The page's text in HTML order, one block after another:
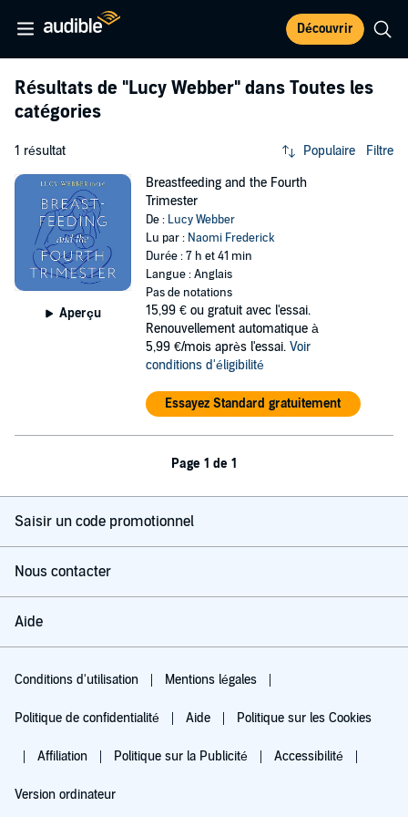
Découvrir
Résultats de "Lucy Webber" dans Toutes les
catégories
1 résultat Populaire Filtre
Aperçu
Breastfeeding and the Fourth
Trimester
De : Lucy Webber
Lu par : Naomi Frederick
Durée : 7 h et 41 min
Langue : Anglais
Pas de notations
15,99 € ou gratuit avec l'essai.
Renouvellement automatique à
5,99 €/mois après l'essai. Voir
conditions d'éligibilité
Essayez Standard gratuitement
Page 1 de 1
Saisir un code promotionnel
Nous contacter
Aide
Conditions d'utilisation Mentions légales
Politique de confidentialité Aide Politique sur les Cookies
Affiliation Politique sur la Publicité Accessibilité
Version ordinateur